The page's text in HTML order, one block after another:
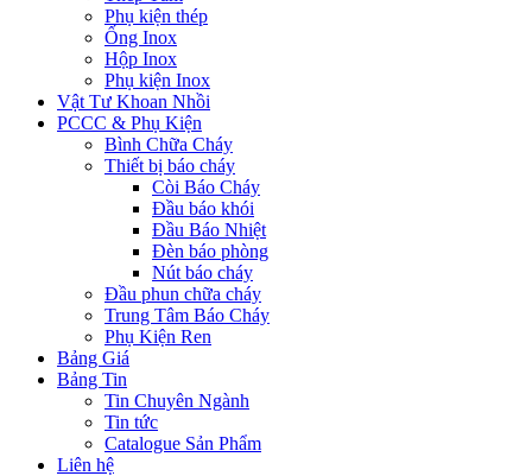
Phụ kiện thép
Ống Inox
Hộp Inox
Phụ kiện Inox
Vật Tư Khoan Nhồi
PCCC & Phụ Kiện
Bình Chữa Cháy
Thiết bị báo cháy
Còi Báo Cháy
Đầu báo khói
Đầu Báo Nhiệt
Đèn báo phòng
Nút báo cháy
Đầu phun chữa cháy
Trung Tâm Báo Cháy
Phụ Kiện Ren
Bảng Giá
Bảng Tin
Tin Chuyên Ngành
Tin tức
Catalogue Sản Phẩm
Liên hệ